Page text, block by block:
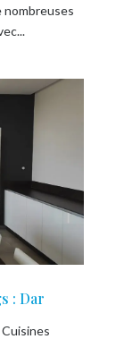
nombreuses
: Dar